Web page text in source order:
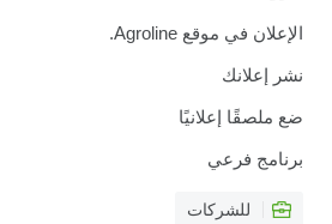
الإعلان في موقع Agroline.
نشر إعلانك
ضع ملصقًا إعلانيًا
برنامج فرعي
للشركات